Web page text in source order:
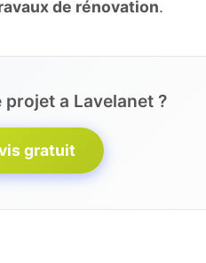
de rénovation.
a Lavelanet ?
gratuit